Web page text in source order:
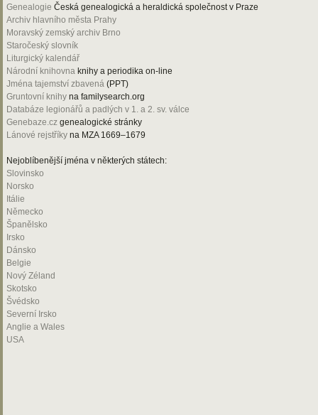
Genealogie Česká genealogická a heraldická společnost v Praze
Archiv hlavního města Prahy
Moravský zemský archiv Brno
Staročeský slovník
Liturgický kalendář
Národní knihovna knihy a periodika on-line
Jména tajemství zbavená (PPT)
Gruntovní knihy na familysearch.org
Databáze legionářů a padlých v 1. a 2. sv. válce
Genebaze.cz genealogické stránky
Lánové rejstříky na MZA 1669–1679
Nejoblíbenější jména v některých státech:
Slovinsko
Norsko
Itálie
Německo
Španělsko
Irsko
Dánsko
Belgie
Nový Zéland
Skotsko
Švédsko
Severní Irsko
Anglie a Wales
USA